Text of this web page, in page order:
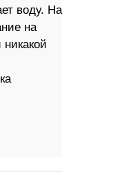
воду. На
на